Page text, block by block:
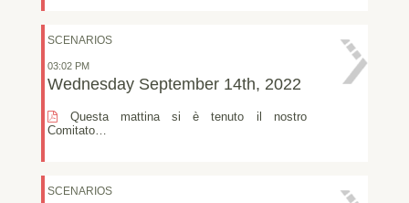
SCENARIOS
03:02 PM
Wednesday September 14th, 2022
Questa mattina si è tenuto il nostro
Comitato…
SCENARIOS